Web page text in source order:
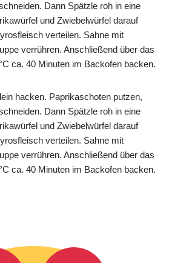
Dann Spätzle roh in eine
und Zwiebelwürfel darauf
verteilen. Sahne mit
verrühren. Anschließend über das
ca. 40 Minuten im Backofen backen.
hacken. Paprikaschoten putzen,
Dann Spätzle roh in eine
und Zwiebelwürfel darauf
verteilen. Sahne mit
verrühren. Anschließend über das
ca. 40 Minuten im Backofen backen.